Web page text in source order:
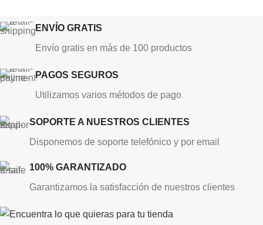
ENVÍO GRATIS
Envío gratis en más de 100 productos
PAGOS SEGUROS
Utilizamos varios métodos de pago
SOPORTE A NUESTROS CLIENTES
Disponemos de soporte telefónico y por email
100% GARANTIZADO
Garantizamos la satisfacción de nuestros clientes